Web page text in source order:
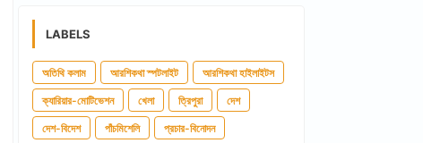
LABELS
অতিথি কলাম আরশিকথা স্পটলাইট আরশিকথা হাইলাইটস
ক্যারিয়ার-মোটিভেশন খেলা ত্রিপুরা দেশ
দেশ-বিদেশ পাঁচমিশেলি প্রচার-বিনোদন